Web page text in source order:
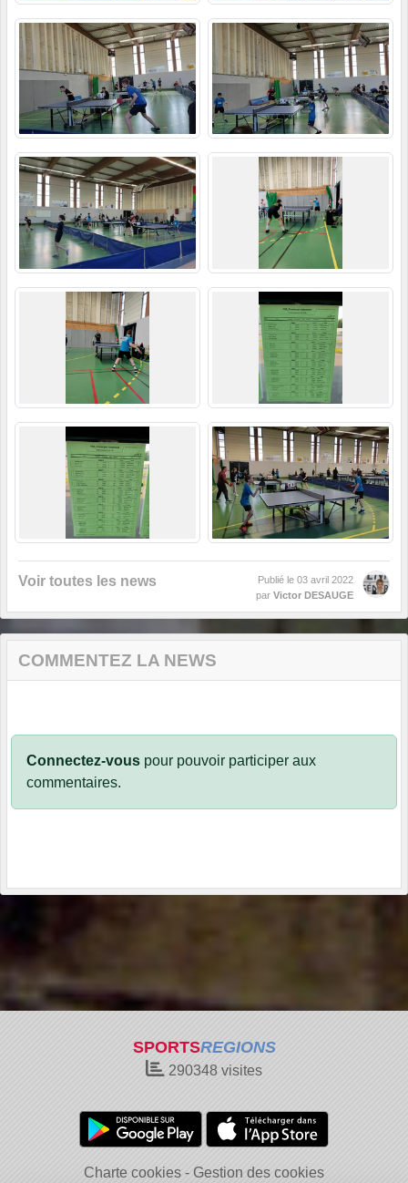
Voir toutes les news Publié le 03 avril 2022
par Victor DESAUGE
COMMENTEZ LA NEWS
Connectez-vous pour pouvoir participer aux
commentaires.
SPORTSREGIONS
290348 visites
Charte cookies Gestion des cookies